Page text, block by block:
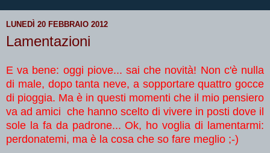
LUNEDÌ 20 FEBBRAIO 2012
Lamentazioni
E va bene: oggi piove... sai che novità! Non c'è nulla
di male, dopo tanta neve, a sopportare quattro gocce
di pioggia. Ma è in questi momenti che il mio pensiero
va ad amici che hanno scelto di vivere in posti dove il
sole la fa da padrone... Ok, ho voglia di lamentarmi:
perdonatemi, ma è la cosa che so fare meglio ;-)